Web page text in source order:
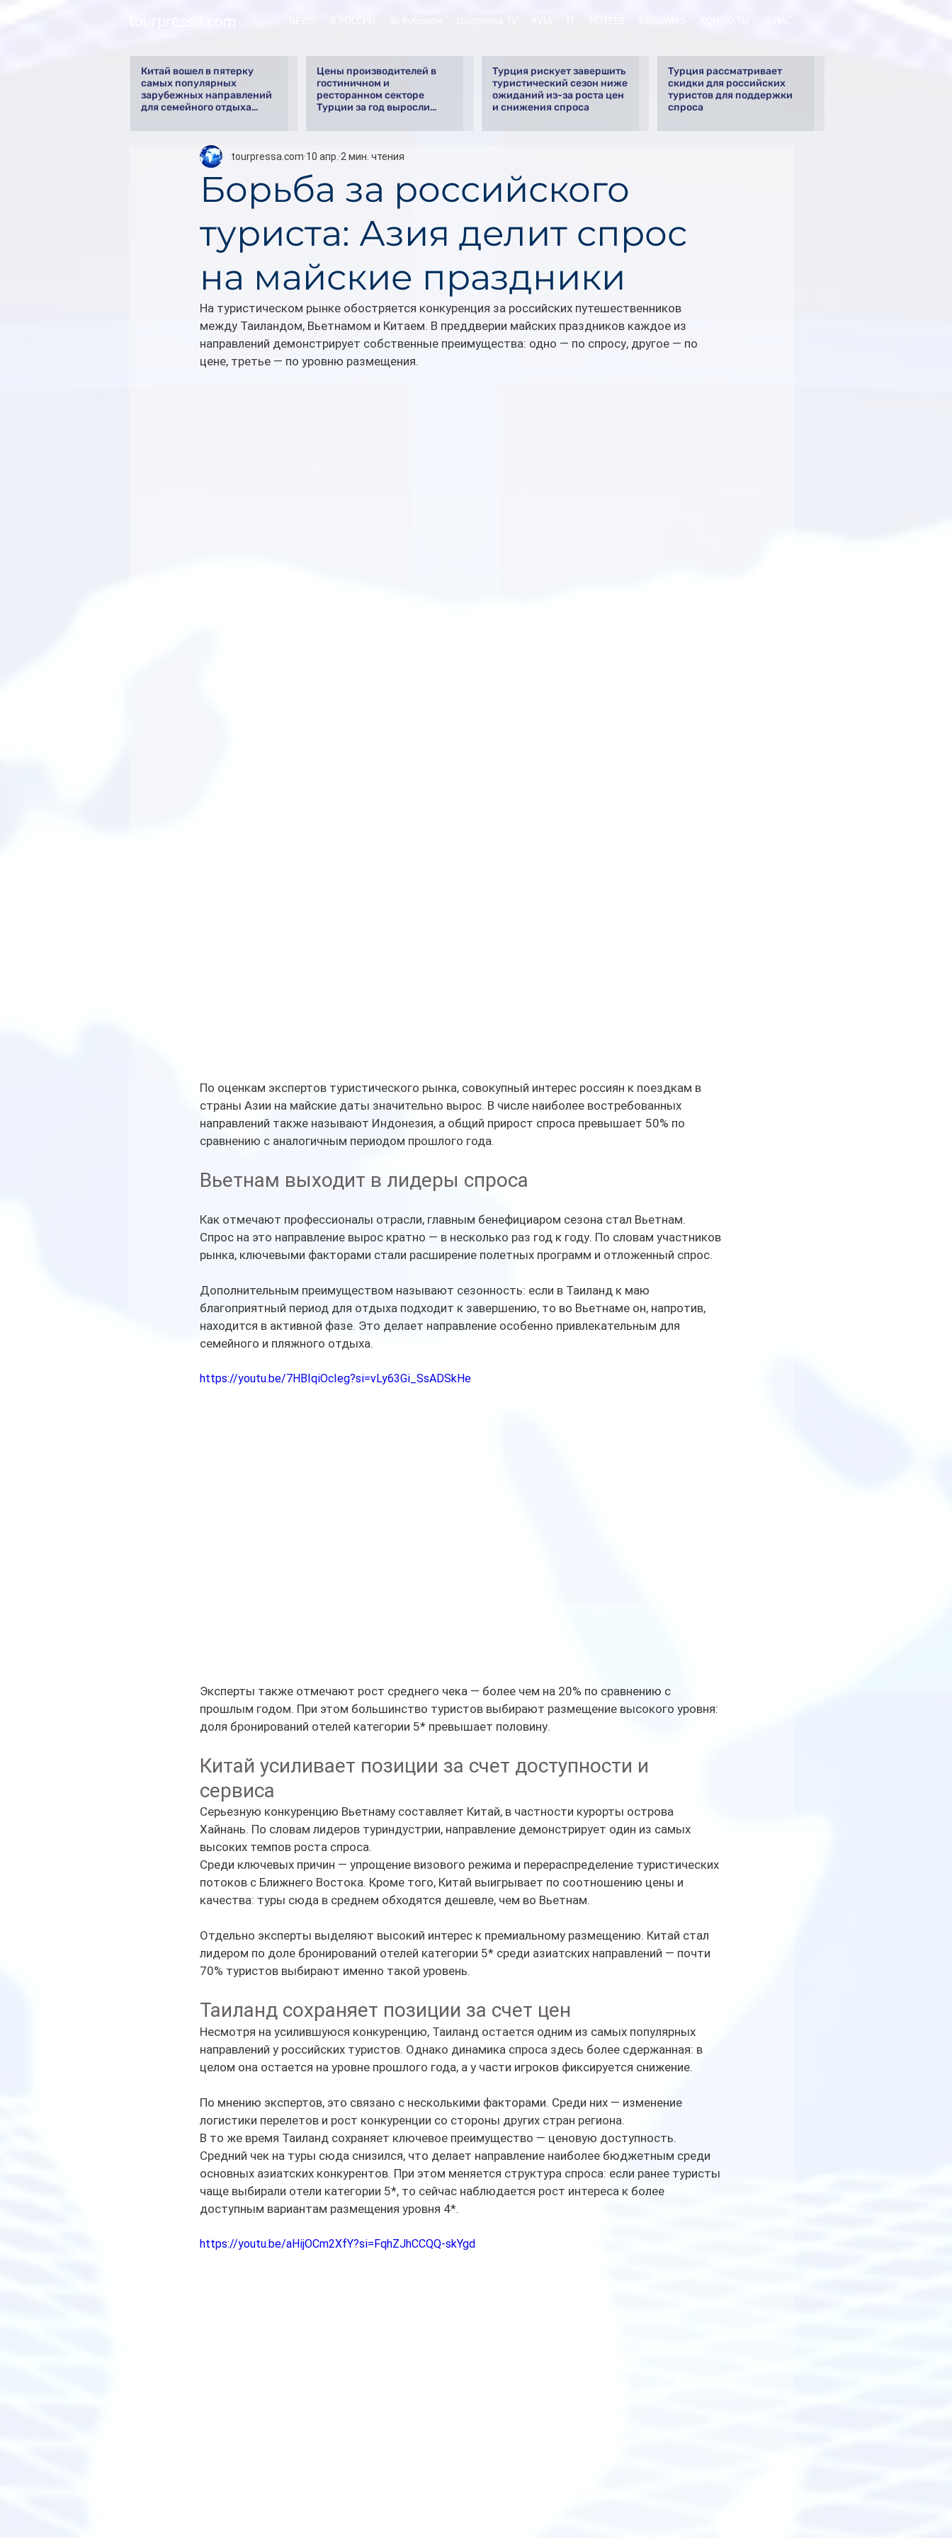
Китай вошел в пятерку
самых популярных
зарубежных направлений
для семейного отдыха
Цены производителей в
гостиничном и
ресторанном секторе
Турции за год выросли
Турция рискует завершить
туристический сезон ниже
ожиданий из-за роста цен
и снижения спроса
Турция рассматривает
скидки для российских
туристов для поддержки
спроса
Борьба за российского
туриста: Азия делит спрос
на майские праздники
tourpressa.com 10 апр. 2 мин. чтения
На туристическом рынке обостряется конкуренция за российских путешественников
между Таиландом, Вьетнамом и Китаем. В преддверии майских праздников каждое из
направлений демонстрирует собственные преимущества: одно — по спросу, другое — по
цене, третье — по уровню размещения.
По оценкам экспертов туристического рынка, совокупный интерес россиян к поездкам в
страны Азии на майские даты значительно вырос. В числе наиболее востребованных
направлений также называют Индонезия, а общий прирост спроса превышает 50% по
сравнению с аналогичным периодом прошлого года.
Вьетнам выходит в лидеры спроса
Как отмечают профессионалы отрасли, главным бенефициаром сезона стал Вьетнам.
Спрос на это направление вырос кратно — в несколько раз год к году. По словам участников
рынка, ключевыми факторами стали расширение полетных программ и отложенный спрос.
Дополнительным преимуществом называют сезонность: если в Таиланд к маю
благоприятный период для отдыха подходит к завершению, то во Вьетнаме он, напротив,
находится в активной фазе. Это делает направление особенно привлекательным для
семейного и пляжного отдыха.
https://youtu.be/7HBIqiOcIeg?si=vLy63Gi_SsADSkHe
Эксперты также отмечают рост среднего чека — более чем на 20% по сравнению с
прошлым годом. При этом большинство туристов выбирают размещение высокого уровня:
доля бронирований отелей категории 5* превышает половину.
Китай усиливает позиции за счет доступности и
сервиса
Серьезную конкуренцию Вьетнаму составляет Китай, в частности курорты острова
Хайнань. По словам лидеров туриндустрии, направление демонстрирует один из самых
высоких темпов роста спроса.
Среди ключевых причин — упрощение визового режима и перераспределение туристических
потоков с Ближнего Востока. Кроме того, Китай выигрывает по соотношению цены и
качества: туры сюда в среднем обходятся дешевле, чем во Вьетнам.
Отдельно эксперты выделяют высокий интерес к премиальному размещению. Китай стал
лидером по доле бронирований отелей категории 5* среди азиатских направлений — почти
70% туристов выбирают именно такой уровень.
Таиланд сохраняет позиции за счет цен
Несмотря на усилившуюся конкуренцию, Таиланд остается одним из самых популярных
направлений у российских туристов. Однако динамика спроса здесь более сдержанная: в
целом она остается на уровне прошлого года, а у части игроков фиксируется снижение.
По мнению экспертов, это связано с несколькими факторами. Среди них — изменение
логистики перелетов и рост конкуренции со стороны других стран региона.
В то же время Таиланд сохраняет ключевое преимущество — ценовую доступность.
Средний чек на туры сюда снизился, что делает направление наиболее бюджетным среди
основных азиатских конкурентов. При этом меняется структура спроса: если ранее туристы
чаще выбирали отели категории 5*, то сейчас наблюдается рост интереса к более
доступным вариантам размещения уровня 4*.
https://youtu.be/aHijOCm2XfY?si=FqhZJhCCQQ-skYgd